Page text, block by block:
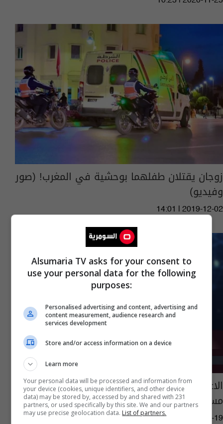
زوجان يقتلان طفلهما بوحشية في المغرب! (صور
وفيديو)
14:01 | 2019-12-02
الاعلام الامني تعلن قتل داعشيين احدهما
مسؤول الحسبة بكمين في كركوك
16:27 | 2019-10-19
Alsumaria TV asks for your consent to
use your personal data for the following
purposes:
Personalised advertising and content, advertising and
content measurement, audience research and
services development
Store and/or access information on a device
Learn more
Your personal data will be processed and information from
your device (cookies, unique identifiers, and other device
data) may be stored by, accessed by and shared with 231
partners, or used specifically by this site. We and our partners
may use precise geolocation data. List of partners.